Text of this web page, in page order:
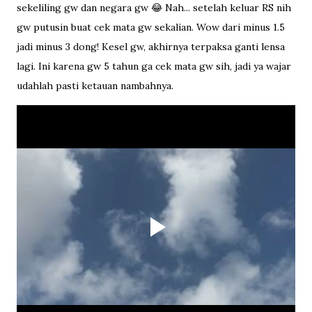
sekeliling gw dan negara gw 😂 Nah... setelah keluar RS nih
gw putusin buat cek mata gw sekalian. Wow dari minus 1.5
jadi minus 3 dong! Kesel gw, akhirnya terpaksa ganti lensa
lagi. Ini karena gw 5 tahun ga cek mata gw sih, jadi ya wajar
udahlah pasti ketauan nambahnya.